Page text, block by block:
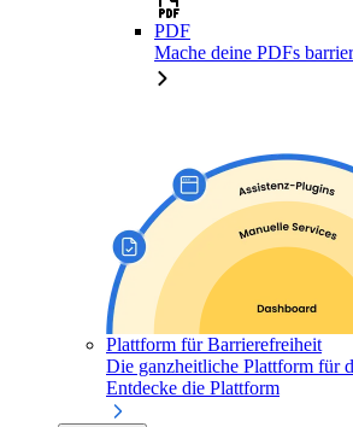
PDF
Mache deine PDFs
Plattform für Barrierefreiheit
Die ganzheitliche Plattform für
Entdecke die Plattform